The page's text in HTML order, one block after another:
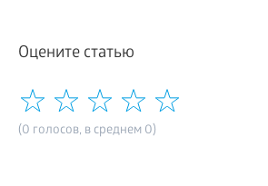
Оцените статью
(0 голосов, в среднем 0)